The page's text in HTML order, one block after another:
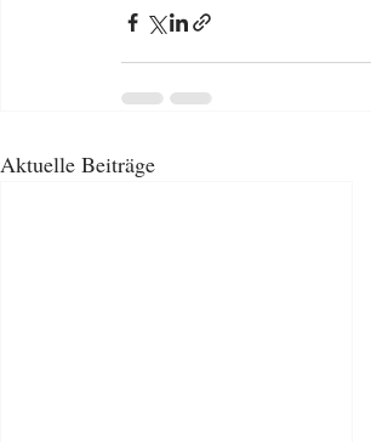
Aktuelle Beiträge